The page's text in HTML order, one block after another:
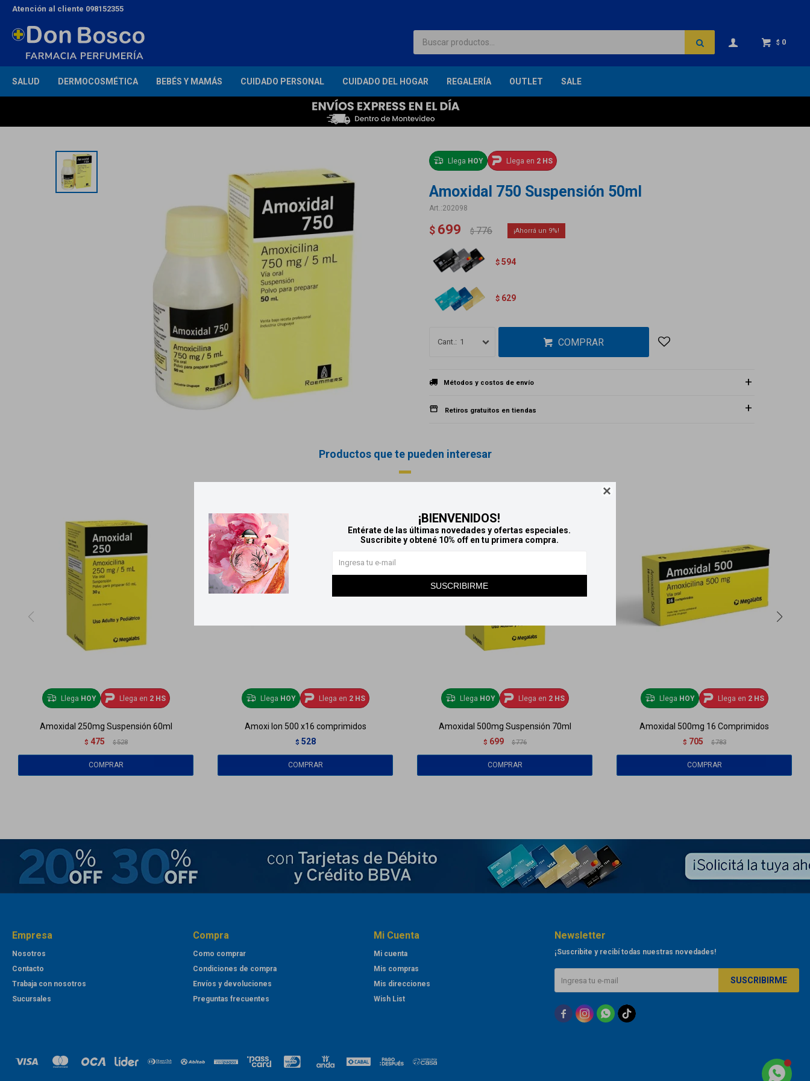

¡BIENVENIDOS!
Entérate de las últimas novedades y ofertas especiales.
Suscribite y obtené 10% off en tu primera compra.
SUSCRIBIRME
SALUD DERMOCOSMÉTICA BEBÉS Y MAMÁS CUIDADO PERSONAL CUIDADO DEL HOGAR REGALERÍA OUTLET SALE
$ 0
Atención al cliente 098152355
Llega HOY Llega en 2 HS
Amoxidal 750 Suspensión 50ml
202098
$ 699 $ 776 9
$ 594
$ 629
1 COMPRAR
Métodos y costos de envío
Retiros gratuitos en tiendas
Productos que te pueden interesar
Llega HOY Llega en 2 HS
Amoxidal 250mg Suspensión 60ml
$ 475 $ 528
Llega HOY Llega en 2 HS
Amoxi Ion 500 x16 comprimidos
$ 528
Llega HOY Llega en 2 HS
Amoxidal 500mg Suspensión 70ml
$ 699 $ 776
Llega HOY Llega en 2 HS
Amoxidal 500mg 16 Comprimidos
$ 705 $ 783
Empresa
Nosotros
Contacto
Trabaja con nosotros
Sucursales
Compra
Como comprar
Condiciones de compra
Envíos y devoluciones
Preguntas frecuentes
Mi Cuenta
Mi cuenta
Mis compras
Mis direcciones
Wish List
Newsletter
¡Suscribite y recibí todas nuestras novedades!
SUSCRIBIRME
  